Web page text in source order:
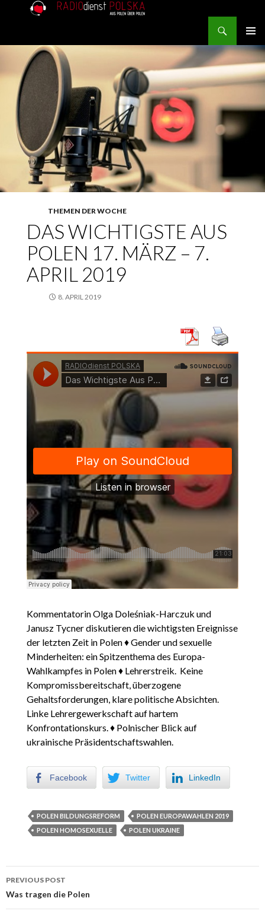
THEMEN DER WOCHE
DAS WICHTIGSTE AUS
POLEN 17. MÄRZ – 7.
APRIL 2019
8. APRIL 2019
Kommentatorin Olga Doleśniak-Harczuk und
Janusz Tycner diskutieren die wichtigsten Ereignisse
der letzten Zeit in Polen ♦ Gender und sexuelle
Minderheiten: ein Spitzenthema des Europa-
Wahlkampfes in Polen ♦ Lehrerstreik. Keine
Kompromissbereitschaft, überzogene
Gehaltsforderungen, klare politische Absichten.
Linke Lehrergewerkschaft auf hartem
Konfrontationskurs. ♦ Polnischer Blick auf
ukrainische Präsidentschaftswahlen.
Facebook Twitter LinkedIn
POLEN BILDUNGSREFORM
POLEN EUROPAWAHLEN 2019
POLEN HOMOSEXUELLE
POLEN UKRAINE
Post navigation
PREVIOUS POST
Was tragen die Polen